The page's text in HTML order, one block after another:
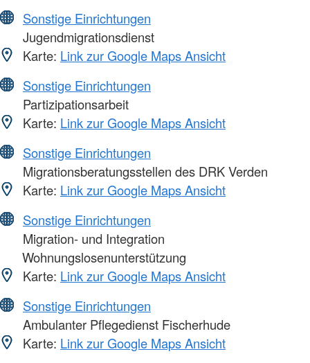
Sonstige Einrichtungen
Jugendmigrationsdienst
Karte: Link zur Google Maps Ansicht
Sonstige Einrichtungen
Partizipationsarbeit
Karte: Link zur Google Maps Ansicht
Sonstige Einrichtungen
Migrationsberatungsstellen des DRK Verden
Karte: Link zur Google Maps Ansicht
Sonstige Einrichtungen
Migration- und Integration
Wohnungslosenunterstützung
Karte: Link zur Google Maps Ansicht
Sonstige Einrichtungen
Ambulanter Pflegedienst Fischerhude
Karte: Link zur Google Maps Ansicht